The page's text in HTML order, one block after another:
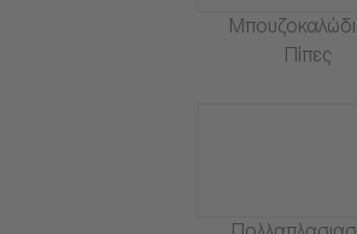
Πίπες